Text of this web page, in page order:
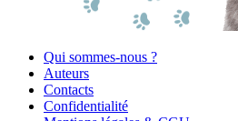
Qui sommes-nous ?
Auteurs
Contacts
Confidentialité